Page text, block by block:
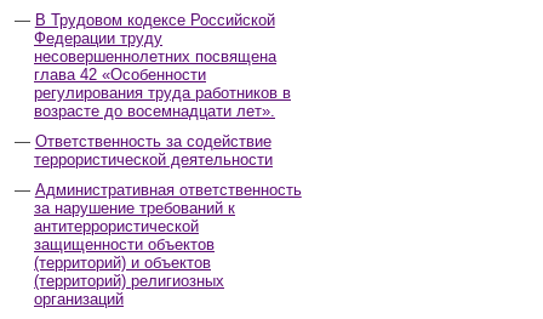
В Трудовом кодексе Российской
Федерации труду
несовершеннолетних посвящена
глава 42 «Особенности
регулирования труда работников в
возрасте до восемнадцати лет».
Ответственность за содействие
террористической деятельности
Административная ответственность
за нарушение требований к
антитеррористической
защищенности объектов
(территорий) и объектов
(территорий) религиозных
организаций